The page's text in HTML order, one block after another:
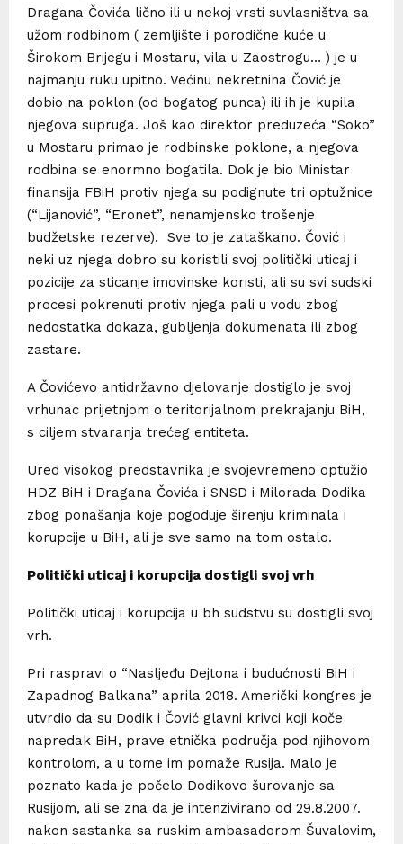
Dragana Čovića lično ili u nekoj vrsti suvlasništva sa
užom rodbinom ( zemljište i porodične kuće u
Širokom Brijegu i Mostaru, vila u Zaostrogu… ) je u
najmanju ruku upitno. Većinu nekretnina Čović je
dobio na poklon (od bogatog punca) ili ih je kupila
njegova supruga. Još kao direktor preduzeća “Soko”
u Mostaru primao je rodbinske poklone, a njegova
rodbina se enormno bogatila. Dok je bio Ministar
finansija FBiH protiv njega su podignute tri optužnice
(“Lijanović”, “Eronet”, nenamjensko trošenje
budžetske rezerve). Sve to je zataškano. Čović i
neki uz njega dobro su koristili svoj politički uticaj i
pozicije za sticanje imovinske koristi, ali su svi sudski
procesi pokrenuti protiv njega pali u vodu zbog
nedostatka dokaza, gubljenja dokumenata ili zbog
zastare.
A Čovićevo antidržavno djelovanje dostiglo je svoj
vrhunac prijetnjom o teritorijalnom prekrajanju BiH,
s ciljem stvaranja trećeg entiteta.
Ured visokog predstavnika je svojevremeno optužio
HDZ BiH i Dragana Čovića i SNSD i Milorada Dodika
zbog ponašanja koje pogoduje širenju kriminala i
korupcije u BiH, ali je sve samo na tom ostalo.
Politički uticaj i korupcija dostigli svoj vrh
Politički uticaj i korupcija u bh sudstvu su dostigli svoj
vrh.
Pri raspravi o “Nasljeđu Dejtona i budućnosti BiH i
Zapadnog Balkana” aprila 2018. Američki kongres je
utvrdio da su Dodik i Čović glavni krivci koji koče
napredak BiH, prave etnička područja pod njihovom
kontrolom, a u tome im pomaže Rusija. Malo je
poznato kada je počelo Dodikovo šurovanje sa
Rusijom, ali se zna da je intenzivirano od 29.8.2007.
nakon sastanka sa ruskim ambasadorom Šuvalovim,